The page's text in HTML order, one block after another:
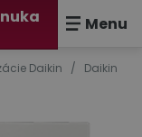
Menu
Daikin /
Daikin